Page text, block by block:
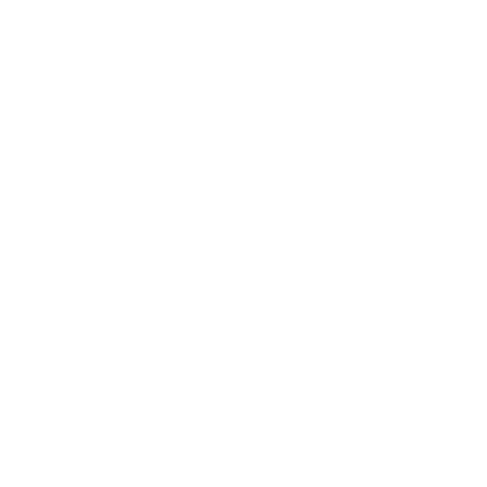
are used to help us analyze how the website is used and to offer